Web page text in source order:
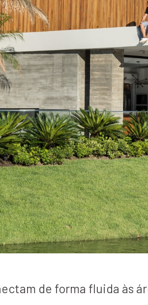
de forma fluida às